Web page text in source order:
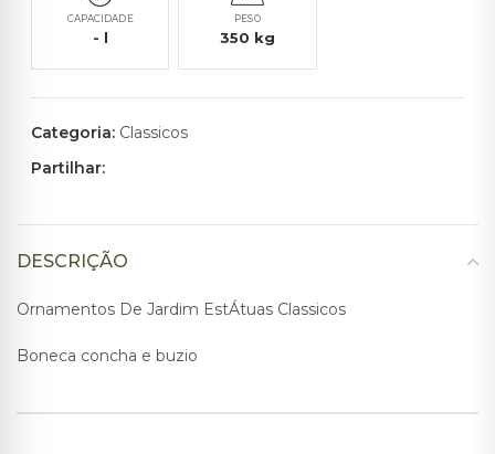
CAPACIDADE
- l
PESO
350 kg
Categoria: Classicos
Partilhar:
DESCRIÇÃO
Ornamentos De Jardim EstÁtuas Classicos
Boneca concha e buzio